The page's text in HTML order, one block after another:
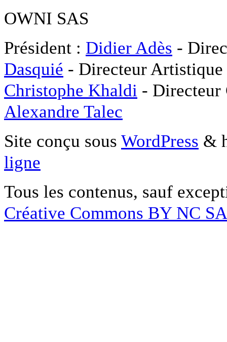
OWNI SAS
Président : Didier Adès -
Dasquié - Directeur
Christophe Khaldi -
Alexandre Talec
Site conçu sous WordPress &
ligne
Tous les contenus, sauf
Créative Commons BY NC SA